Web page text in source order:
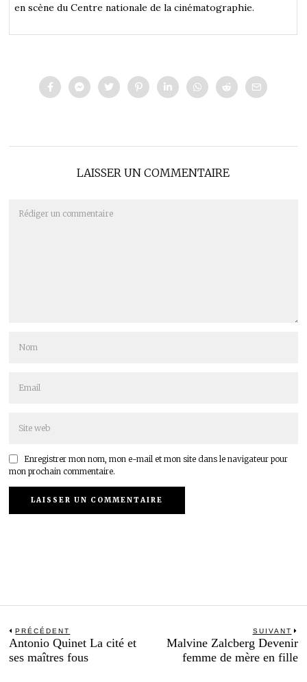
en scène du Centre nationale de la cinématographie.
LAISSER UN COMMENTAIRE
Enregistrer mon nom, mon e-mail et mon site dans le navigateur pour
mon prochain commentaire.
Navigation
de
l’article
PRÉCÉDENT
Previous
post:
Antonio Quinet La cité et
ses maîtres fous
SUIVANT
Malvine Zalcberg Devenir
femme de mère en fille